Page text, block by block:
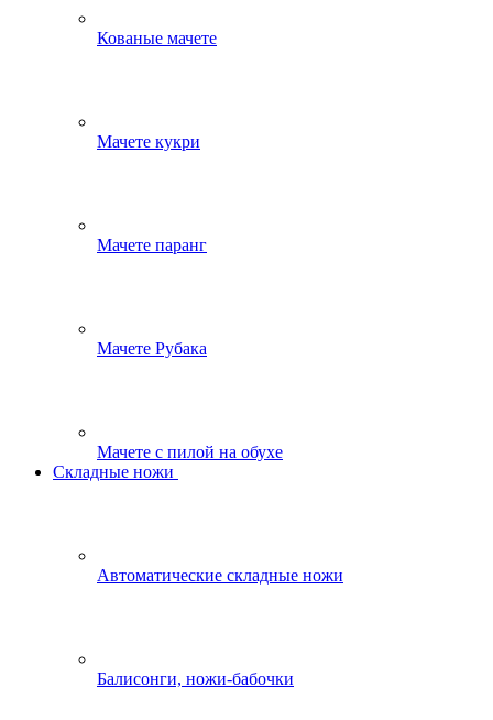
Кованые мачете
Мачете кукри
Мачете паранг
Мачете Рубака
Мачете с пилой на обухе
Складные ножи
Автоматические складные ножи
Балисонги, ножи-бабочки